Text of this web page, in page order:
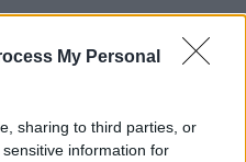
My Personal
sharing to third parties, or
information for